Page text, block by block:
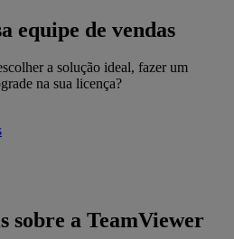
equipe de vendas
a solução ideal, fazer um
na sua licença?
sobre a TeamViewer